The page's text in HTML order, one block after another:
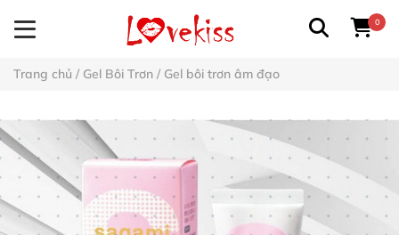
0
Trang chủ / Gel Bôi Trơn / Gel bôi trơn âm đạo